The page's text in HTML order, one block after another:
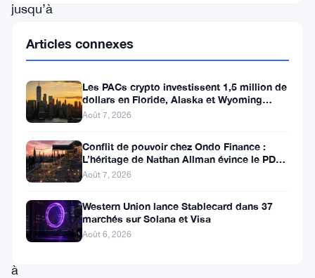
jusqu’à
2024.
Ce
déclin
est
grande
partie
à
Articles connexes
Les PACs crypto investissent 1,5 million de
dollars en Floride, Alaska et Wyoming
après un revers au Michigan
Août 7, 2026
Conflit de pouvoir chez Ondo Finance :
L’héritage de Nathan Allman évince le PDG
Ian De Bode le 24 juillet
Août 7, 2026
Western Union lance Stablecard dans 37
marchés sur Solana et Visa
Août 6, 2026